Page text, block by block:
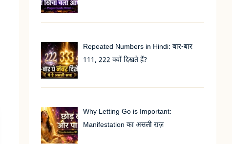
Repeated Numbers in Hindi: बार-बार
111, 222 क्यों दिखते हैं?
Why Letting Go is Important:
Manifestation का असली राज़